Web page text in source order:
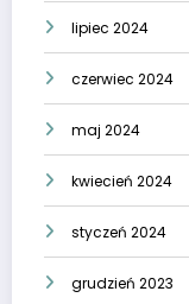
lipiec 2024
czerwiec 2024
maj 2024
kwiecień 2024
styczeń 2024
grudzień 2023